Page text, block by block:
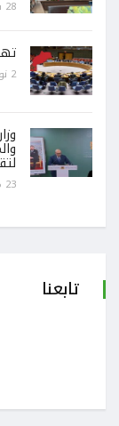
28 فبراير 2026
2 نوفمبر 2025
23 مايو 2025
تابعنا